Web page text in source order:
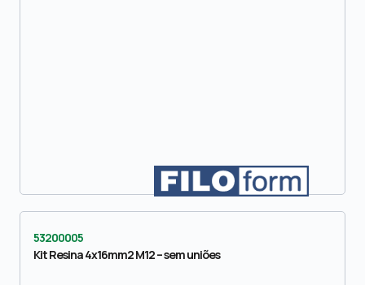
53200005
Kit Resina 4x16mm2 M12 – sem uniões